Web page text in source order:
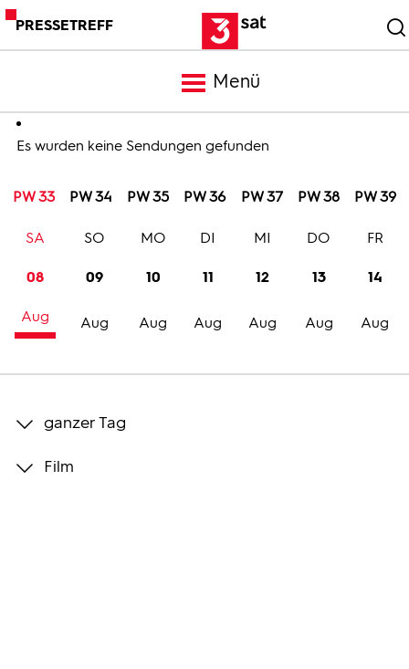
PRESSETREFF
Menü
Meldungen
Programm
Trailer
Bilder
Es wurden keine Sendungen gefunden
PW 33 PW 34 PW 35 PW 36 PW 37 PW 38 PW 39
08
Aug
SA
09
Aug
SO
10
Aug
MO
11
Aug
DI
12
Aug
MI
13
Aug
DO
14
Aug
FR
ganzer Tag
Film